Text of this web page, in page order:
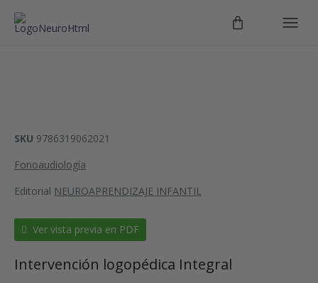
SKU 9786319062021
Fonoaudiología
Editorial NEUROAPRENDIZAJE INFANTIL
Ver vista previa en PDF
Intervención logopédica Integral